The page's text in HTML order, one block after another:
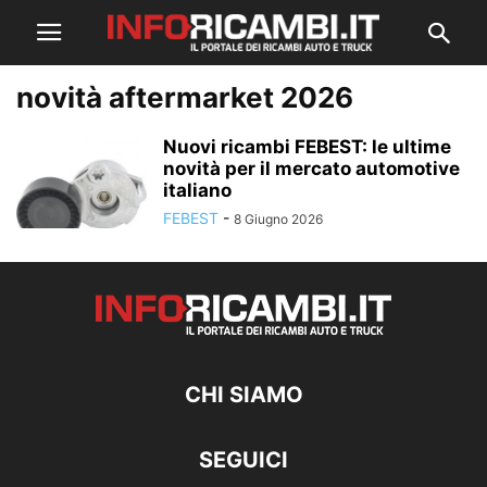
novità aftermarket 2026
Nuovi ricambi FEBEST: le ultime
novità per il mercato automotive
italiano
FEBEST - 8 Giugno 2026
CHI SIAMO
SEGUICI